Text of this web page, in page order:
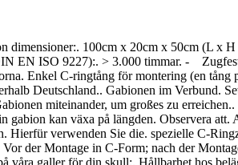
dimensioner:. 100cm x 20cm x 50cm (L
EN ISO 9227):. > 3.000 timmar. -
Enkel C-ringtång för montering (en
Deutschland.. Gabionen im Verbund.
miteinander, um großes zu
gabion kan växa på längden. Observera
Hierfür verwenden Sie die. spezielle C-
Vor der Montage in C-Form; nach der
våra galler för din skull:. Hållbarhet hos